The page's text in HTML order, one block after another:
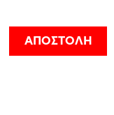
ΑΠΟΣΤΟΛΗ